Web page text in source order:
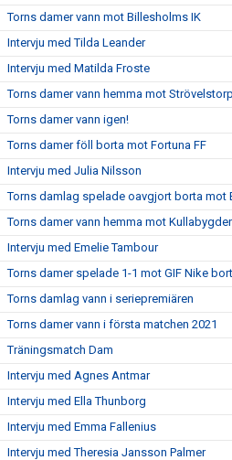
Torns damer vann mot Billesholms IK
Intervju med Tilda Leander
Intervju med Matilda Froste
Torns damer vann hemma mot Strövelstorp
Torns damer vann igen!
Torns damer föll borta mot Fortuna FF
Intervju med Julia Nilsson
Torns damlag spelade oavgjort borta mot
Torns damer vann hemma mot
Intervju med Emelie Tambour
Torns damer spelade 1-1 mot GIF Nike
Torns damlag vann i seriepremiären
Torns damer vann i första matchen 2021
Träningsmatch Dam
Intervju med Agnes Antmar
Intervju med Ella Thunborg
Intervju med Emma Fallenius
Intervju med Theresia Jansson Palmer